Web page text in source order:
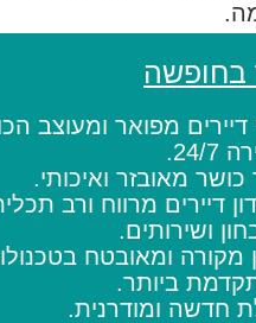
בחופשה
דיירים מפואר ומעוצב
7.
מאובזר ואיכותי.
דיירים מרווח ורב
ושירותים.
מקורה ומאובטח
ביותר.
חדשה ומודרנית.